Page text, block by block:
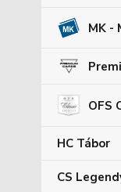
MK -
OFS
HC Tábor
CS